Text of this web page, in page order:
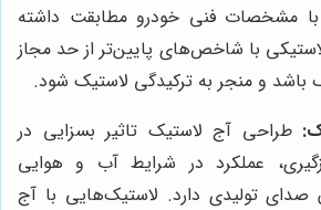
با مشخصات فنی خودرو مطابقت داشته
با شاخص‌های پایین‌تر از حد مجاز
باشد و منجر به ترکیدگی لاستیک شود.
طراحی آج لاستیک تاثیر بسزایی در
عملکرد در شرایط آب و هوایی
تولیدی دارد. لاستیک‌هایی با آج